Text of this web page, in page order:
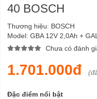
40 BOSCH
Thương hiệu: BOSCH
Model: GBA 12V 2,0Ah +
Chưa có đánh
1.701.000đ
Đặc điểm nổi bật